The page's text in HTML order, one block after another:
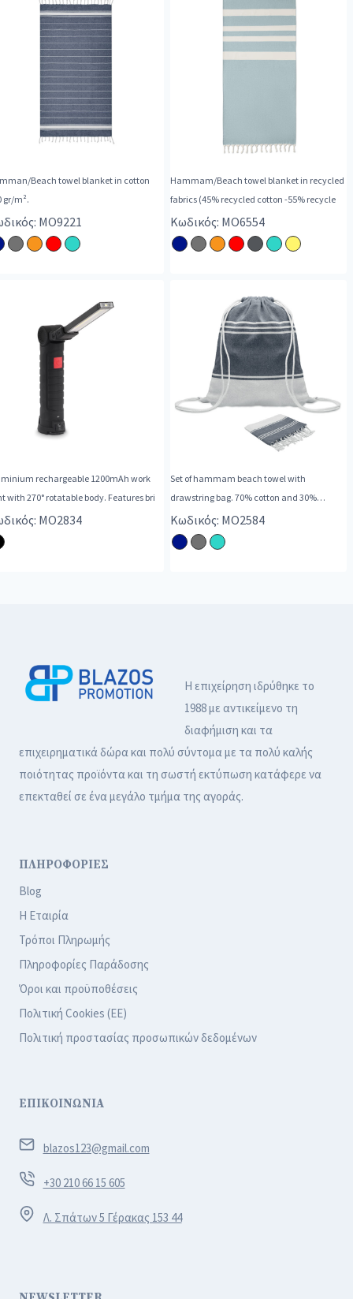
Beach towel blanket in cotton
gr/m².
MO9221
Hammam/Beach towel blanket in recycled
fabrics (45% recycled cotton -55% recycle
Κωδικός: MO6554
rechargeable 1200mAh work
with 270° rotatable body. Features bri
MO2834
Set of hammam beach towel with
drawstring bag. 70% cotton and 30%
polyester 180
Κωδικός: MO2584
Η επιχείρηση ιδρύθηκε το
1988 με αντικείμενο τη
διαφήμιση και τα
επιχειρηματικά δώρα και πολύ σύντομα με τα πολύ καλής
ποιότητας προϊόντα και τη σωστή εκτύπωση κατάφερε να
επεκταθεί σε ένα μεγάλο τμήμα της αγοράς.
ΠΛΗΡΟΦΟΡΙΕΣ
Blog
Η Εταιρία
Τρόποι Πληρωμής
Πληροφορίες Παράδοσης
Όροι και προϋποθέσεις
Πολιτική Cookies (ΕΕ)
Πολιτική προστασίας προσωπικών δεδομένων
ΕΠΙΚΟΙΝΩΝΙΑ
blazos123@gmail.com
+30 210 66 15 605
Λ. Σπάτων 5 Γέρακας 153 44